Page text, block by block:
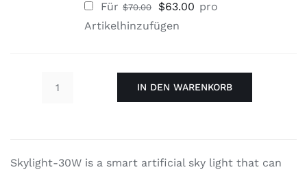
Für $70.00
Preis
war:
$70.00
$63.00 Preis
pro
Artikelhinzufügen
IN DEN WARENKORB
Skylight-30W is a smart artificial sky light that can